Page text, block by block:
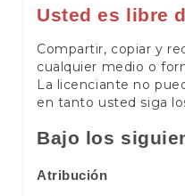
Usted es libre
Compartir, copiar y
cualquier medio o
La licenciante no
en tanto usted siga
Bajo los
Atribución